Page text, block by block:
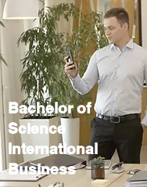
Bachelor of
Science
International
Business